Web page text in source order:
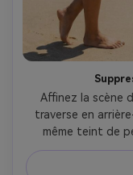
Affinez la scène
traverse en
même teint de
détails de maillot
original, la texture